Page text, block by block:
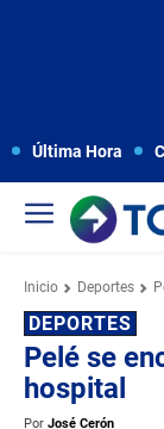
Última Hora
Inicio Deportes
DEPORTES
Pelé se
hospital
Por José Cerón